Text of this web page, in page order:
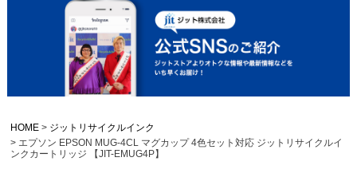
HOME
ジットリサイクルインク
エプソン EPSON MUG-4CL マグカップ 4色セット対応 ジットリサイクルイ
ンクカートリッジ 【JIT-EMUG4P】